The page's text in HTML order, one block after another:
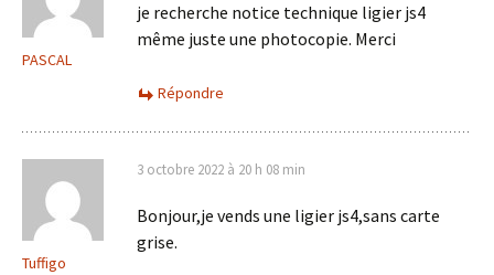
PASCAL
je recherche notice technique ligier js4
même juste une photocopie. Merci
Répondre
Tuffigo
3 octobre 2022 à 20 h 08 min
Bonjour,je vends une ligier js4,sans carte
grise.